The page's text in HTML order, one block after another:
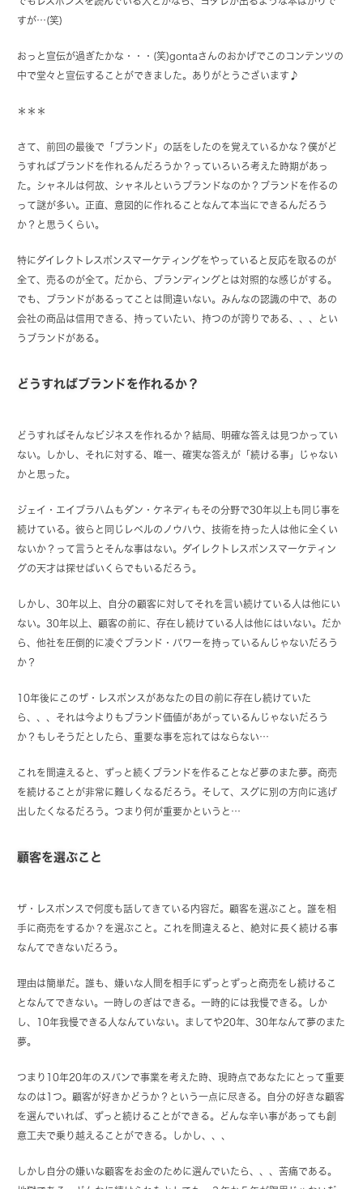
すが…(笑)
おっと宣伝が過ぎたかな・・・(笑)gontaさんのおかげでこのコンテンツの
中で堂々と宣伝することができました。ありがとうございます♪
＊＊＊
さて、前回の最後で「ブランド」の話をしたのを覚えているかな？僕がど
うすればブランドを作れるんだろうか？っていろいろ考えた時期があっ
た。シャネルは何故、シャネルというブランドなのか？ブランドを作るの
って謎が多い。正直、意図的に作れることなんて本当にできるんだろう
か？と思うくらい。
特にダイレクトレスポンスマーケティングをやっていると反応を取るのが
全て、売るのが全て。だから、ブランディングとは対照的な感じがする。
でも、ブランドがあるってことは間違いない。みんなの認識の中で、あの
会社の商品は信用できる、持っていたい、持つのが誇りである、、、とい
うブランドがある。
どうすればブランドを作れるか？
どうすればそんなビジネスを作れるか？結局、明確な答えは見つかってい
ない。しかし、それに対する、唯一、確実な答えが「続ける事」じゃない
かと思った。
ジェイ・エイブラハムもダン・ケネディもその分野で30年以上も同じ事を
続けている。彼らと同じレベルのノウハウ、技術を持った人は他に全くい
ないか？って言うとそんな事はない。ダイレクトレスポンスマーケティン
グの天才は探せばいくらでもいるだろう。
しかし、30年以上、自分の顧客に対してそれを言い続けている人は他にい
ない。30年以上、顧客の前に、存在し続けている人は他にはいない。だか
ら、他社を圧倒的に凌ぐブランド・パワーを持っているんじゃないだろう
か？
10年後にこのザ・レスポンスがあなたの目の前に存在し続けていた
ら、、、それは今よりもブランド価値があがっているんじゃないだろう
か？もしそうだとしたら、重要な事を忘れてはならない…
これを間違えると、ずっと続くブランドを作ることなど夢のまた夢。商売
を続けることが非常に難しくなるだろう。そして、スグに別の方向に逃げ
出したくなるだろう。つまり何が重要かというと…
顧客を選ぶこと
ザ・レスポンスで何度も話してきている内容だ。顧客を選ぶこと。誰を相
手に商売をするか？を選ぶこと。これを間違えると、絶対に長く続ける事
なんてできないだろう。
理由は簡単だ。誰も、嫌いな人間を相手にずっとずっと商売をし続けるこ
となんてできない。一時しのぎはできる。一時的には我慢できる。しか
し、10年我慢できる人なんていない。ましてや20年、30年なんて夢のまた
夢。
つまり10年20年のスパンで事業を考えた時、現時点であなたにとって重要
なのは1つ。顧客が好きかどうか？という一点に尽きる。自分の好きな顧客
を選んでいれば、ずっと続けることができる。どんな辛い事があっても創
意工夫で乗り越えることができる。しかし、、、
しかし自分の嫌いな顧客をお金のために選んでいたら、、、苦痛である。